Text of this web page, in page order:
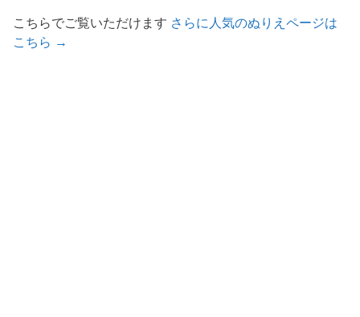
こちらでご覧いただけます さらに人気のぬりえページは
こちら →